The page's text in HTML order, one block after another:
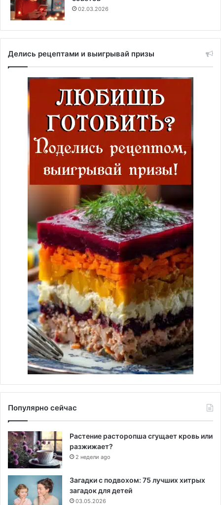
02.03.2026
Делись рецептами и выигрывай призы
Популярно сейчас
Растение расторопша сгущает кровь или
разжижает?
2 недели ago
Загадки с подвохом: 75 лучших хитрых
загадок для детей
03.05.2026